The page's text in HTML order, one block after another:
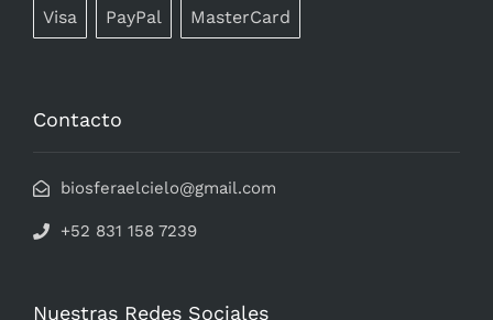
Visa PayPal MasterCard
Contacto
biosferaelcielo@gmail.com
+52 831 158 7239
Nuestras Redes Sociales